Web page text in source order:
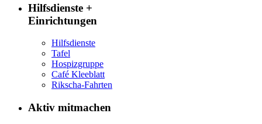
Hilfsdienste +
Einrichtungen
Hilfsdienste
Tafel
Hospizgruppe
Café Kleeblatt
Rikscha-Fahrten
Aktiv mitmachen